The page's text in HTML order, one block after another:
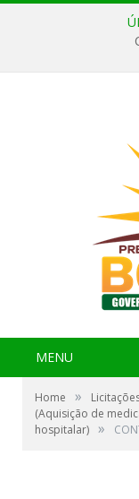
MENU
Home »
(Aquisição de
hospitalar) »